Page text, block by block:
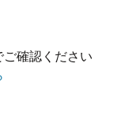
確認ください